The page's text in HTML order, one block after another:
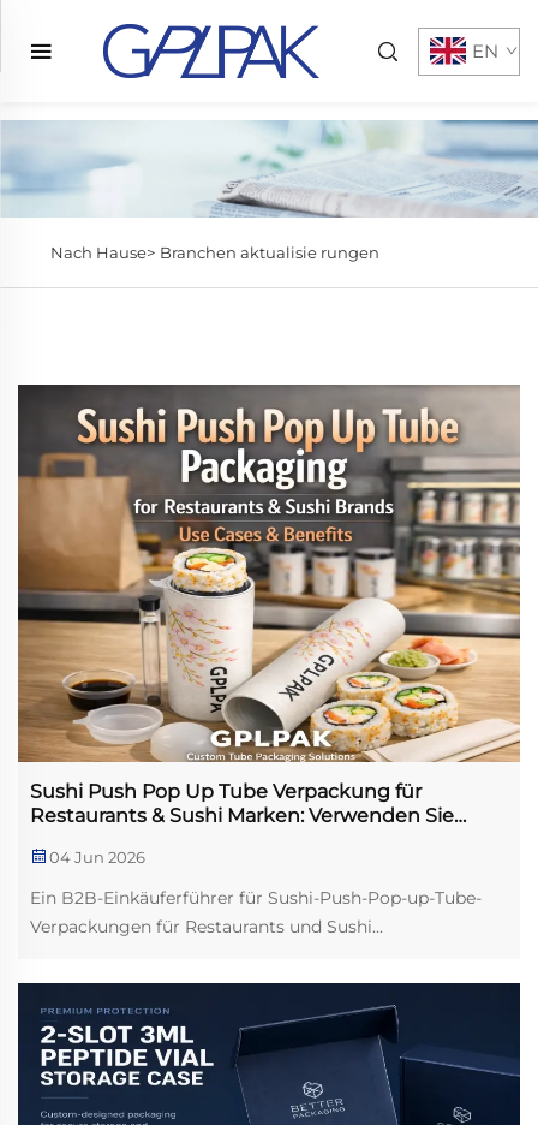
EN
Nach Hause> Branchen aktualisie rungen
Sushi Push Pop Up Tube Verpackung für
Restaurants & Sushi Marken: Verwenden Sie
04 Jun 2026
Ein B2B-Einkäuferführer für Sushi-Push-Pop-up-Tube-
Verpackungen für Restaurants und Sushi...